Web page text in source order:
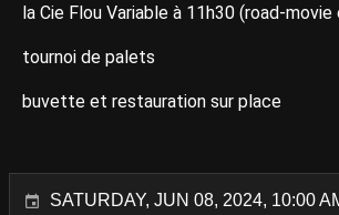
la Cie Flou Variable à 11h30 (road-
tournoi de palets
buvette et restauration sur place
SATURDAY, JUN 08, 2024, 10:00